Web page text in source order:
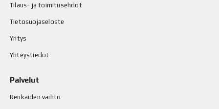
Tilaus- ja toimitusehdot
Tietosuojaseloste
Yritys
Yhteystiedot
Palvelut
Renkaiden vaihto